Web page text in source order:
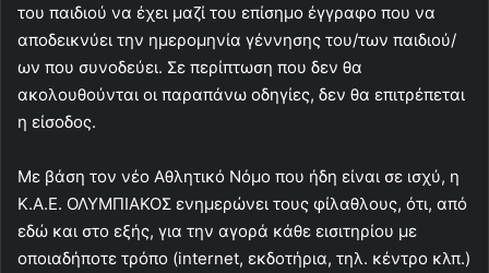
του παιδιού να έχει μαζί του επίσημο έγγραφο που να
αποδεικνύει την ημερομηνία γέννησης του/των παιδιού/
ων που συνοδεύει. Σε περίπτωση που δεν θα
ακολουθούνται οι παραπάνω οδηγίες, δεν θα επιτρέπεται
η είσοδος.
Με βάση τον νέο Αθλητικό Νόμο που ήδη είναι σε ισχύ, η
Κ.Α.Ε. ΟΛΥΜΠΙΑΚΟΣ ενημερώνει τους φίλαθλους, ότι, από
εδώ και στο εξής, για την αγορά κάθε εισιτηρίου με
οποιαδήποτε τρόπο (internet, εκδοτήρια, τηλ. κέντρο κλπ.)